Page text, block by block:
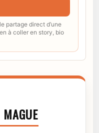
partage direct d’une
à coller en story, bio